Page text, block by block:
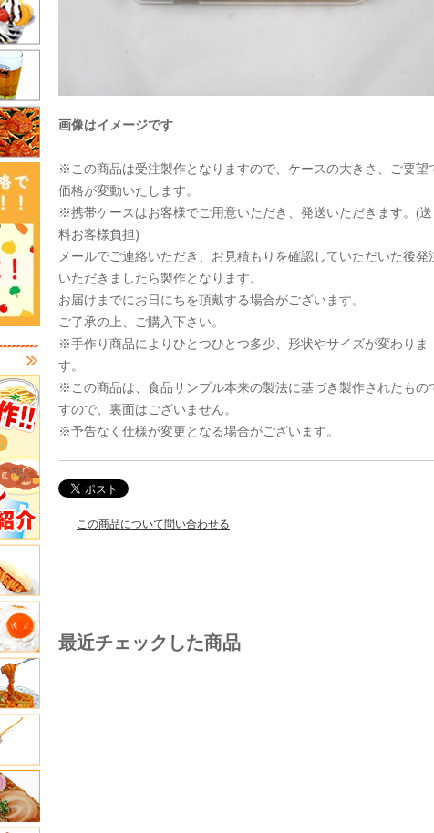
画像はイメージです
※この商品は受注製作となりますので、ケースの大きさ、ご要望
価格が変動いたします。
※携帯ケースはお客様でご用意いただき、発送いただきます。(送
料お客様負担)
メールでご連絡いただき、お見積もりを確認していただいた後発
いただきましたら製作となります。
お届けまでにお日にちを頂戴する場合がございます。
ご了承の上、ご購入下さい。
※手作り商品によりひとつひとつ多少、形状やサイズが変わりま
す。
※この商品は、食品サンプル本来の製法に基づき製作されたもの
すので、裏面はございません。
※予告なく仕様が変更となる場合がございます。
この商品について問い合わせる
最近チェックした商品